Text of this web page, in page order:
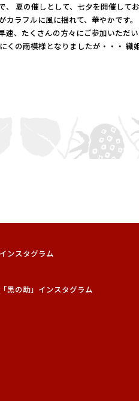
、 夏の催しとして、七夕を開催して
カラフルに風に揺れて、華やかです
速、たくさんの方々にご参加いただ
くの雨模様となりましたが・・・
ンスタグラム
黑の助」インスタグラム